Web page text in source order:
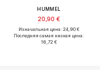
HUMMEL
20,90 €
Изначальная цена: 24,90 €
Последняя самая низкая цена:
16,72 €